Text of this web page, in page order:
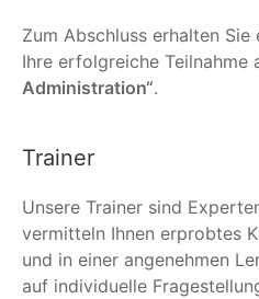
Zum Abschluss erhalten
Ihre erfolgreiche Teilnahme
Administration“.
Trainer
Unsere Trainer sind
vermitteln Ihnen erprobtes
und in einer angenehmen
auf individuelle